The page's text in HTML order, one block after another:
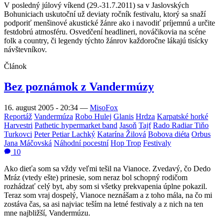
V posledný júlový víkend (29.-31.7.2011) sa v Jaslovských
Bohuniciach uskutoční už deviaty ročník festivalu, ktorý sa snaží
podporiť menšinové akustické žánre ako i navodiť príjemnú a určite
festdobrú atmosféru. Osvedčení headlineri, nováčikovia na scéne
folk a country, či legendy týchto žánrov každoročne lákajú tisícky
návštevníkov.
Článok
Bez poznámok z Vandermúzy
16. august 2005 - 20:34 — MisoFox
Reportáž Vandermúza Robo Hulej Glanis Hrdza Karpatské horké
Harvestri Pathetic hypermarket band Jasoň Tajf Rado Radiar Tiňo
Turkovci Peter Petiar Lachký Katarína Žilová Bobova diéta Orbus
Jana Máčovská Náhodní pocestní Hop Trop Festivaly
10
Ako dieťa som sa vždy veľmi tešil na Vianoce. Zvedavý, čo Dedo
Mráz (vtedy ešte) prinesie, som neraz bol schopný rodičom
rozhádzať celý byt, aby som si všetky prekvapenia úplne pokazil.
Teraz som vraj dospelý, Vianoce neznášam a z toho mála, na čo mi
zostáva čas, sa asi najviac teším na letné festivaly a z nich na ten
mne najbližší, Vandermúzu.